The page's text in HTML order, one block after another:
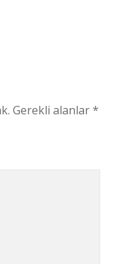
Gerekli alanlar*